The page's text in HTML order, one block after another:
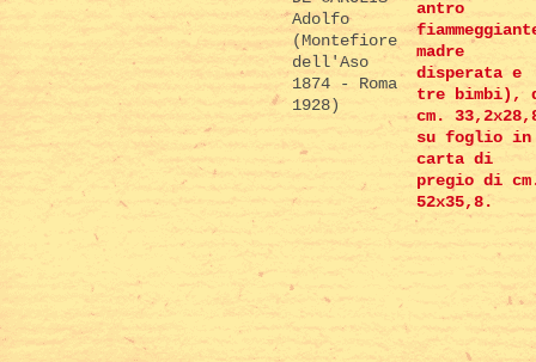
Adolfo
(Montefiore
dell'Aso
1874 - Roma
1928)
antro
madre
disperata e
tre bimbi),
cm.
su foglio in
carta di
pregio di
52x35,8.